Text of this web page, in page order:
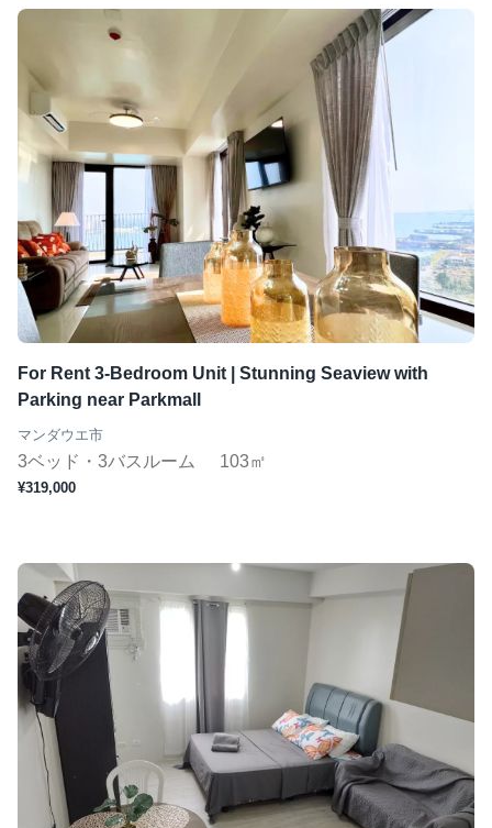
〜
駐車場有
エアコンつき
プールつき
ジムあり
Wifi完備
コンシェルジュ
この条件で検索
For Rent 3-Bedroom Unit | Stunning Seaview with
Parking near Parkmall
マンダウエ市
3ベッド・3バスルーム 103㎡
¥319,000